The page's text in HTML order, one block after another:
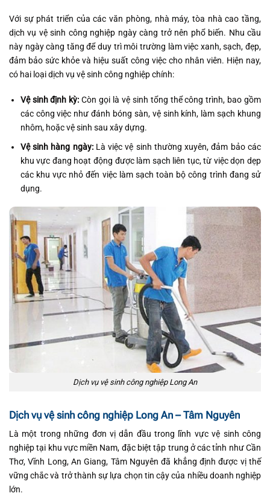
Với sự phát triển của các văn phòng, nhà máy, tòa nhà cao tầng,
dịch vụ vệ sinh công nghiệp ngày càng trở nên phổ biến. Nhu cầu
này ngày càng tăng để duy trì môi trường làm việc xanh, sạch, đẹp,
đảm bảo sức khỏe và hiệu suất công việc cho nhân viên. Hiện nay,
có hai loại dịch vụ vệ sinh công nghiệp chính:
Vệ sinh định kỳ: Còn gọi là vệ sinh tổng thể công trình, bao gồm
các công việc như đánh bóng sàn, vệ sinh kính, làm sạch khung
nhôm, hoặc vệ sinh sau xây dựng.
Vệ sinh hàng ngày:Là việc vệ sinh thường xuyên, đảm bảo các
khu vực đang hoạt động được làm sạch liên tục, từ việc dọn dẹp
các khu vực nhỏ đến việc làm sạch toàn bộ công trình đang sử
dụng.
Dịch vụ vệ sinh công nghiệp Long An
Dịch vụ vệ sinh công nghiệp Long An – Tâm Nguyên
Là một trong những đơn vị dẫn đầu trong lĩnh vực vệ sinh công
nghiệp tại khu vực miền Nam, đặc biệt tập trung ở các tỉnh như Cần
Thơ, Vĩnh Long, An Giang, Tâm Nguyên đã khẳng định được vị thế
vững chắc và trở thành sự lựa chọn tin cậy của nhiều doanh nghiệp
lớn.